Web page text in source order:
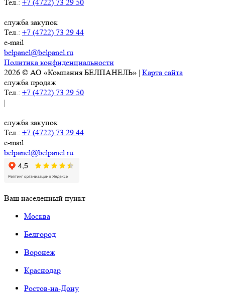
Тел.: +7 (4722) 73 29 50
служба закупок
Тел.: +7 (4722) 73 29 44
e-mail
belpanel@belpanel.ru
Политика конфиденциальности
2026 © АО «Компания БЕЛПАНЕЛЬ» | Карта сайта
служба продаж
Тел.: +7 (4722) 73 29 50
|
служба закупок
Тел.: +7 (4722) 73 29 44
e-mail
belpanel@belpanel.ru
Ваш населенный пункт
Москва
Белгород
Воронеж
Краснодар
Ростов-на-Дону